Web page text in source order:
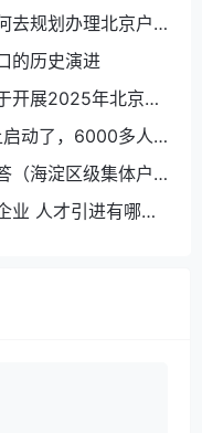
去规划办理北京户
的历史演进
开展2025年北京市
动了，6000多人
（海淀区级集体户
业 人才引进有哪些